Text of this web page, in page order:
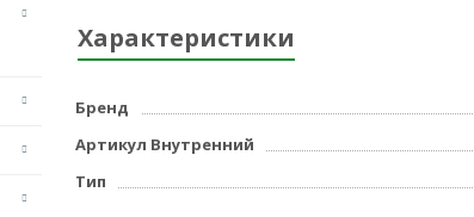
Характеристики
Бренд
Артикул Внутренний
Тип